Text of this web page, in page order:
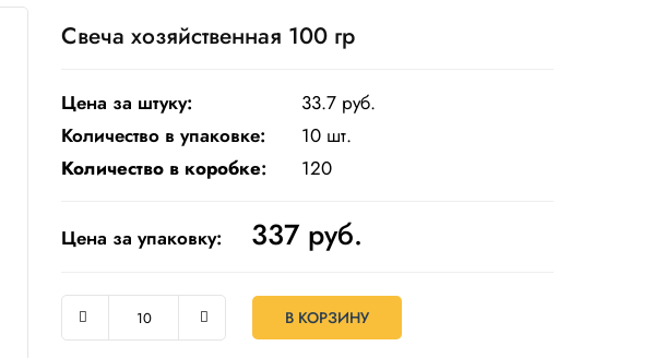
Свеча хозяйственная 100 гр
Цена за штуку:
33.7 руб.
Количество в упаковке:
10 шт.
Количество в коробке: 120
Цена за упаковку: 337 руб.
В КОРЗИНУ